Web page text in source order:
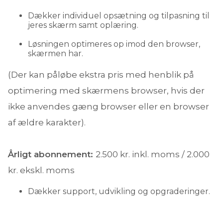
Dækker individuel opsætning og tilpasning til
jeres skærm samt oplæring.
Løsningen optimeres op imod den browser,
skærmen har.
(Der kan påløbe ekstra pris med henblik på
optimering med skærmens browser, hvis der
ikke anvendes gæng browser eller en browser
af ældre karakter).
Årligt abonnement: 2.500 kr. inkl. moms / 2.000
kr. ekskl. moms
Dækker support, udvikling og opgraderinger.